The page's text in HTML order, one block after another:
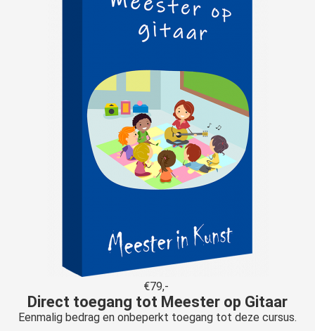
€79,-
Direct toegang tot Meester op Gitaar
Eenmalig bedrag en onbeperkt toegang tot deze cursus.